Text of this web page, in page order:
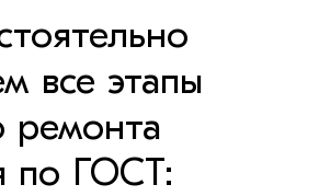
все этапы
ремонта
по ГОСТ: